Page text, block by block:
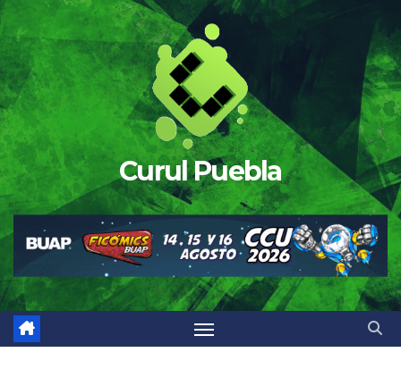
Saltar
al
contenido
Curul Puebla